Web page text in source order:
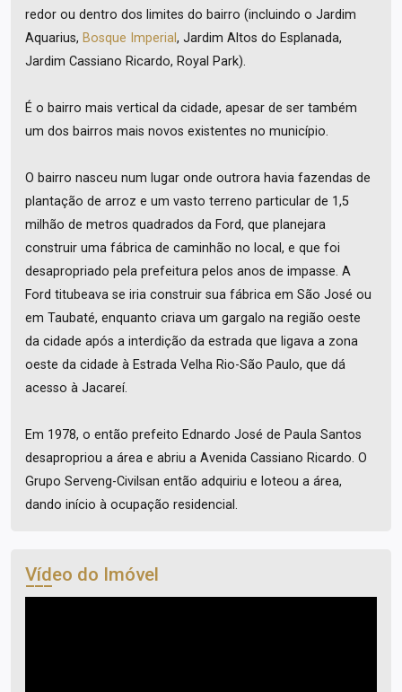
redor ou dentro dos limites do bairro (incluindo o Jardim
Aquarius, Bosque Imperial, Jardim Altos do Esplanada,
Jardim Cassiano Ricardo, Royal Park).
É o bairro mais vertical da cidade, apesar de ser também
um dos bairros mais novos existentes no município.
O bairro nasceu num lugar onde outrora havia fazendas de
plantação de arroz e um vasto terreno particular de 1,5
milhão de metros quadrados da Ford, que planejara
construir uma fábrica de caminhão no local, e que foi
desapropriado pela prefeitura pelos anos de impasse. A
Ford titubeava se iria construir sua fábrica em São José ou
em Taubaté, enquanto criava um gargalo na região oeste
da cidade após a interdição da estrada que ligava a zona
oeste da cidade à Estrada Velha Rio-São Paulo, que dá
acesso à Jacareí.
Em 1978, o então prefeito Ednardo José de Paula Santos
desapropriou a área e abriu a Avenida Cassiano Ricardo. O
Grupo Serveng-Civilsan então adquiriu e loteou a área,
dando início à ocupação residencial.
Vídeo do Imóvel